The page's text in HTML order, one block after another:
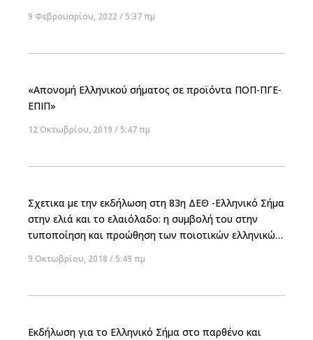
9 Φεβρουαρίου, 2022 5:37 πμ
«Απονομή Ελληνικού σήματος σε προϊόντα ΠΟΠ-ΠΓΕ-
ΕΠΙΠ»
12 Οκτωβρίου, 2019 5:47 πμ
Σχετικα με την εκδήλωση στη 83η ΔΕΘ -Ελληνικό Σήμα
στην ελιά και το ελαιόλαδο: η συμβολή του στην
τυποποίηση και προώθηση των ποιοτικών ελληνικών
9 Οκτωβρίου, 2018 5:49 πμ
Εκδήλωση για το Ελληνικό Σήμα στο παρθένο και